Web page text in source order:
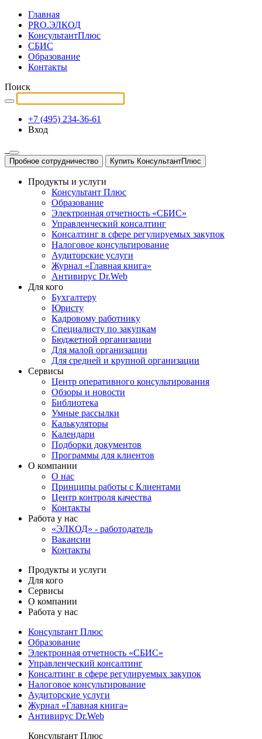
Главная
PRO.ЭЛКОД
КонсультантПлюс
СБИС
Образование
Контакты
Поиск
+7 (495) 234-36-61
Вход
Пробное сотрудничество Купить КонсультантПлюс
Продукты и услуги
Консультант Плюс
Образование
Электронная отчетность «СБИС»
Управленческий консалтинг
Консалтинг в сфере регулируемых закупок
Налоговое консультирование
Аудиторские услуги
Журнал «Главная книга»
Антивирус Dr.Web
Для кого
Бухгалтеру
Юристу
Кадровому работнику
Специалисту по закупкам
Бюджетной организации
Для малой организации
Для средней и крупной организации
Сервисы
Центр оперативного консультирования
Обзоры и новости
Библиотека
Умные рассылки
Калькуляторы
Календари
Подборки документов
Программы для клиентов
О компании
О нас
Принципы работы с Клиентами
Центр контроля качества
Контакты
Работа у нас
«ЭЛКОД» - работодатель
Вакансии
Контакты
Продукты и услуги
Для кого
Сервисы
О компании
Работа у нас
Консультант Плюс
Образование
Электронная отчетность «СБИС»
Управленческий консалтинг
Консалтинг в сфере регулируемых закупок
Налоговое консультирование
Аудиторские услуги
Журнал «Главная книга»
Антивирус Dr.Web
Консультант Плюс